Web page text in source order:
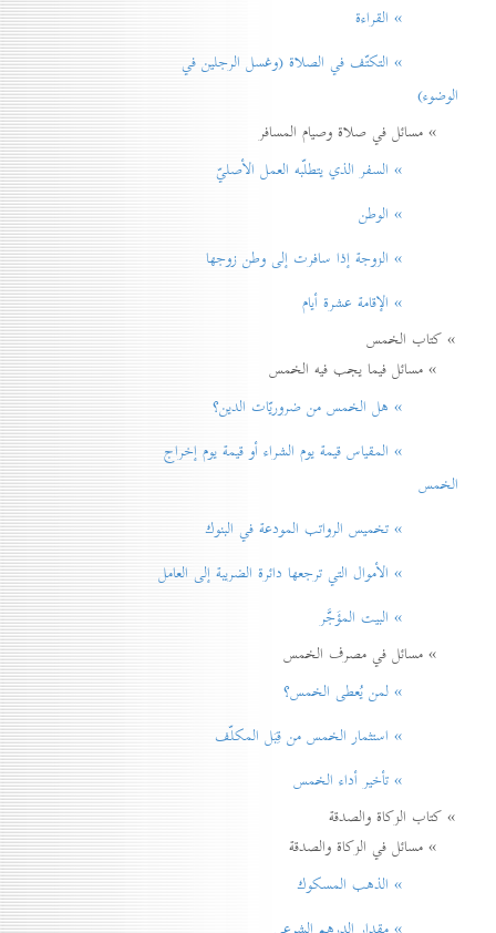
» القراءة
» التكتّف في الصلاة (وغسل الرجلين في
الوضوء)
» مسائل في صلاة وصيام المسافر
» السفر الذي يتطلّبه العمل الأصليّ
» الوطن
» الزوجة إذا سافرت إلی وطن زوجها
» الإقامة عشرة أيام
» كتاب الخمس
» مسائل فيما يجب فيه الخمس
» هل الخمس من ضروريّات الدين؟
» المقياس قيمة يوم الشراء أو قيمة يوم إخراج
الخمس
» تخميس الرواتب المودعة في البنوك
» الأموال التي ترجعها دائرة الضريبة إلی العامل
» البيت المؤَجَّر
» مسائل في مصرف الخمس
» لمن يُعطی الخمس؟
» استثمار الخمس من قِبَل المكلّف
» تأخير أداء الخمس
» كتاب الزكاة والصدقة
» مسائل في الزكاة والصدقة
» الذهب المسكوك